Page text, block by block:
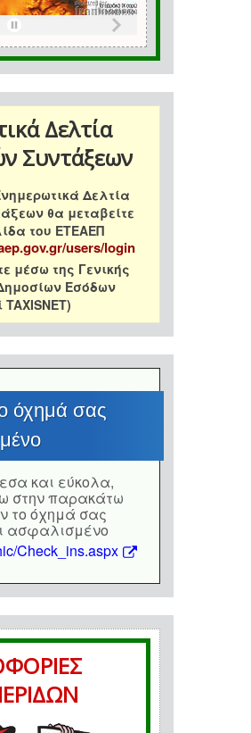
Δελτία
Συντάξεων
Δελτία
θα μεταβείτε
του ΕΤΕΑΕΠ
users/login
μέσω της Γενικής
Εσόδων
TAXISNET)
όχημά σας
και εύκολα,
στην παρακάτω
το όχημά σας
ασφαλισμένο
Check_ins.aspx